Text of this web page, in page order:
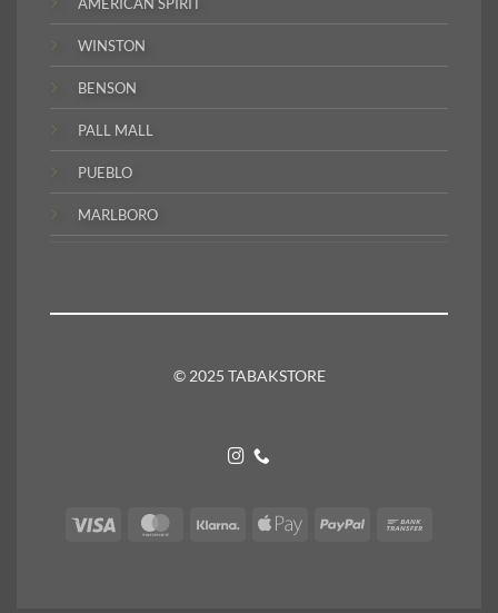
WINSTON
BENSON
PALL MALL
PUEBLO
MARLBORO
© 2025 TABAKSTORE
Visa MasterCardKlarna
Apple
PayPal